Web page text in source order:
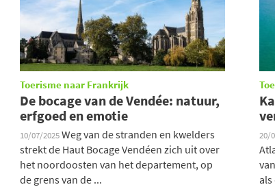
Toerisme naar Frankrijk
De bocage van de Vendée: natuur,
erfgoed en emotie
10/07/2025Weg van de stranden en kwelders
strekt de Haut Bocage Vendéen zich uit over
het noordoosten van het departement, op
de grens van de ...
20/